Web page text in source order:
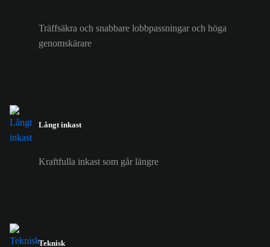
Träffsäkra och snabbare lobbpassningar och höga
genomskärare
Långt inkast
Kraftfulla inkast som går längre
Teknisk